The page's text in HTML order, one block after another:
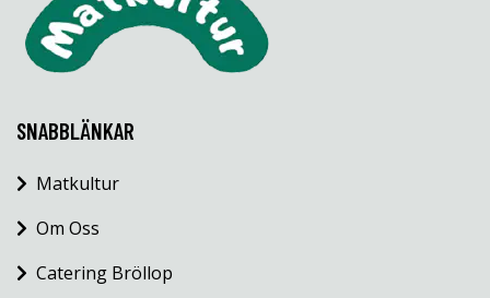
SNABBLÄNKAR
Matkultur
Om Oss
Catering Bröllop